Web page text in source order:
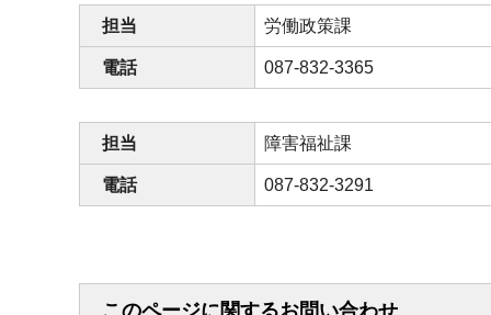
担当 労働政策課
電話 087-832-3365
担当 障害福祉課
電話 087-832-3291
このページに関するお問い合わせ